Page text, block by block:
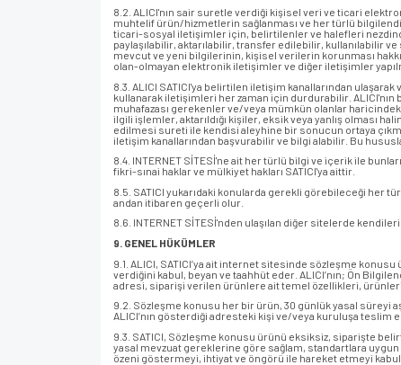
8.2. ALICI'nın sair suretle verdiği kişisel veri ve ticari
muhtelif ürün/hizmetlerin sağlanması ve her türlü
ticari-sosyal iletişimler için, belirtilenler ve halefleri
paylaşılabilir, aktarılabilir, transfer edilebilir, kullanılabilir
mevcut ve yeni bilgilerinin, kişisel verilerin korunması
olan-olmayan elektronik iletişimler ve diğer iletişimler
8.3. ALICI SATICI'ya belirtilen iletişim kanallarından
kullanarak iletişimleri her zaman için durdurabilir.
muhafazası gerekenler ve/veya mümkün olanlar
ilgili işlemler, aktarıldığı kişiler, eksik veya yanlış
edilmesi sureti ile kendisi aleyhine bir sonucun ortaya
iletişim kanallarından başvurabilir ve bilgi alabilir. Bu
8.4. INTERNET SİTESİ'ne ait her türlü bilgi ve içerik ile
fikri-sınai haklar ve mülkiyet hakları SATICI'ya aittir.
8.5. SATICI yukarıdaki konularda gerekli görebileceği her
andan itibaren geçerli olur.
8.6. INTERNET SİTESİ'nden ulaşılan diğer sitelerde
9. GENEL HÜKÜMLER
9.1. ALICI, SATICI’ya ait internet sitesinde sözleşme
verdiğini kabul, beyan ve taahhüt eder. ALICI’nın; Ön
adresi, siparişi verilen ürünlere ait temel özellikleri,
9.2. Sözleşme konusu her bir ürün, 30 günlük yasal süreyi
ALICI’nın gösterdiği adresteki kişi ve/veya kuruluşa teslim
9.3. SATICI, Sözleşme konusu ürünü eksiksiz, siparişte
yasal mevzuat gereklerine göre sağlam, standartlara
özeni göstermeyi, ihtiyat ve öngörü ile hareket etmeyi